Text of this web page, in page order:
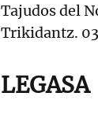
Tajudos del
Trikidantz.
LEGASA